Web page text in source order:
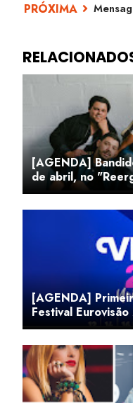
[AGENDA]
de abril, no
[AGENDA]
Festival